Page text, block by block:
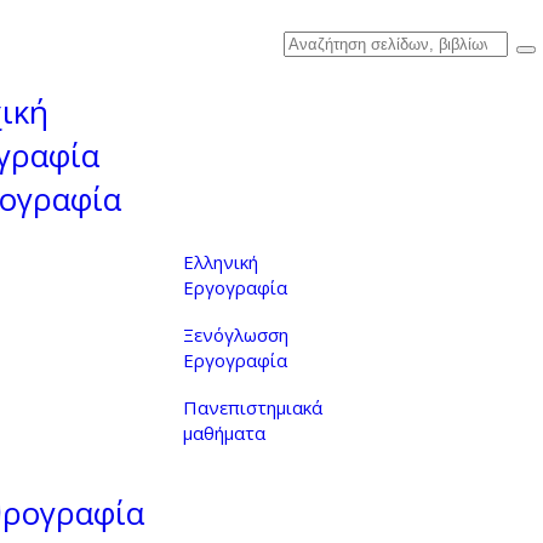
Ελληνική
Εργογραφία
Ξενόγλωσση
Εργογραφία
Πανεπιστημιακά
μαθήματα